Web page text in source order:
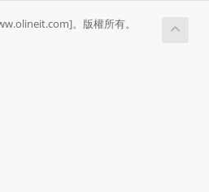
。版權所有。